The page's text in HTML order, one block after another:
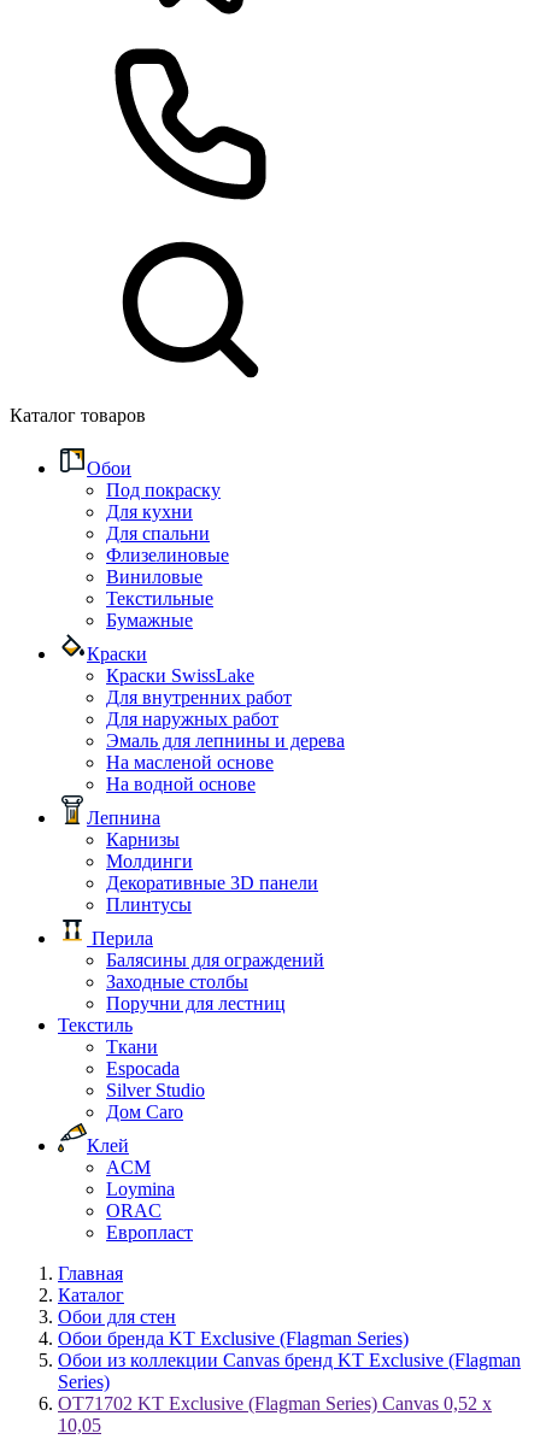
Каталог товаров
Обои
Под покраску
Для кухни
Для спальни
Флизелиновые
Виниловые
Текстильные
Бумажные
Краски
Краски SwissLake
Для внутренних работ
Для наружных работ
Эмаль для лепнины и дерева
На масленой основе
На водной основе
Лепнина
Карнизы
Молдинги
Декоративные 3D панели
Плинтусы
Перила
Балясины для ограждений
Заходные столбы
Поручни для лестниц
Текстиль
Ткани
Espocada
Silver Studio
Дом Caro
Клей
ACM
Loymina
ORAC
Европласт
Главная
Каталог
Обои для стен
Обои бренда KT Exclusive (Flagman Series)
Обои из коллекции Canvas бренд KT Exclusive (Flagman
Series)
OT71702 KT Exclusive (Flagman Series) Canvas 0,52 x
10,05